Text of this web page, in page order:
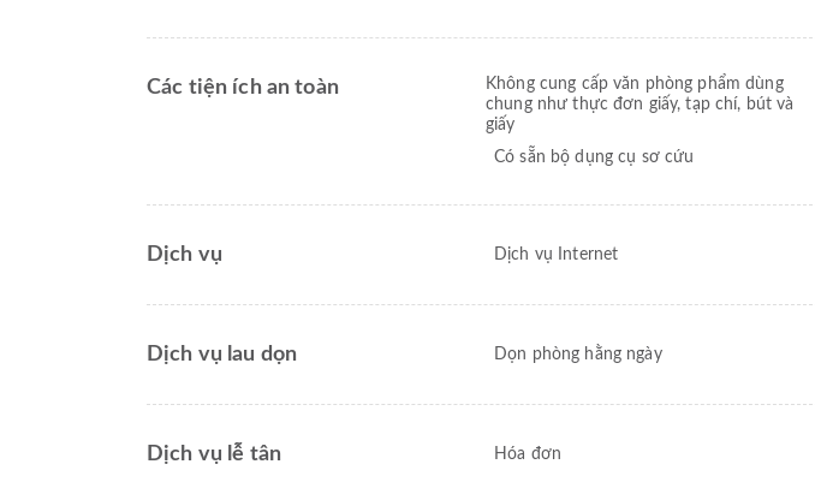
Các tiện ích an toàn
Không cung cấp văn phòng phẩm dùng
chung như thực đơn giấy, tạp chí, bút và
giấy
Có sẵn bộ dụng cụ sơ cứu
Dịch vụ Dịch vụ Internet
Dịch vụ lau dọn Dọn phòng hằng ngày
Dịch vụ lễ tân Hóa đơn